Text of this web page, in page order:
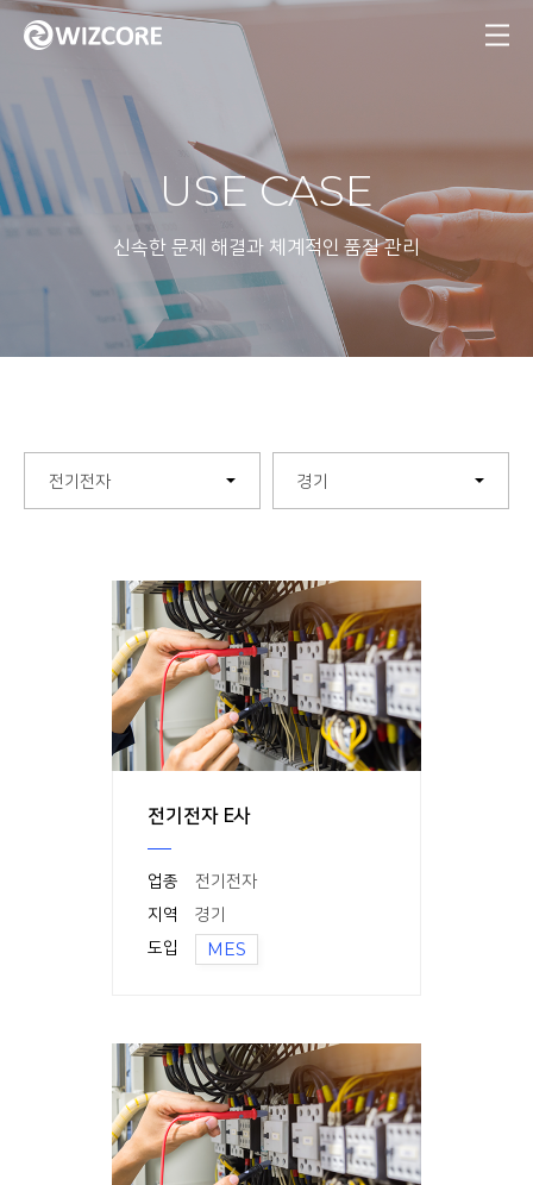
MENU
USE CASE
신속한 문제 해결과 체계적인 품질 관리
전기전자 경기
전기전자 E사
업종
전기전자
지역
경기
도입
MES